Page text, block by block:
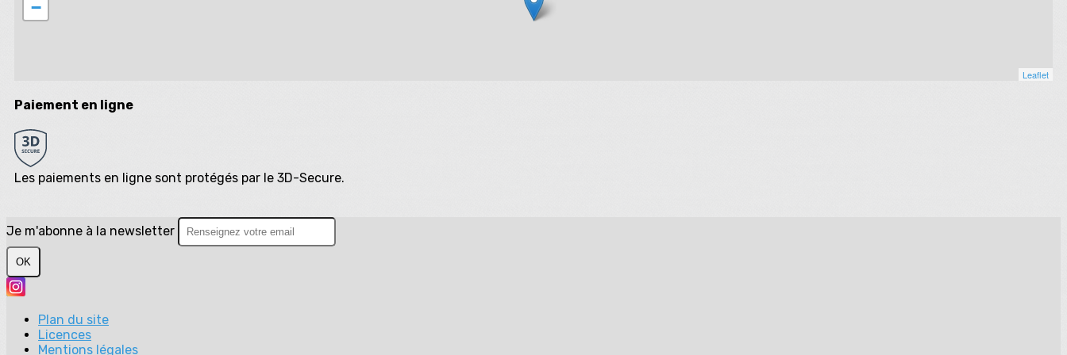
−
Leaflet
Paiement en ligne
Les paiements en ligne sont protégés par le 3D-Secure.
Je m'abonne à la newsletter
OK
Plan du site
Licences
Mentions légales